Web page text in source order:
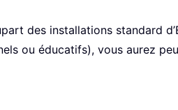
des installations standard
ou éducatifs), vous aurez